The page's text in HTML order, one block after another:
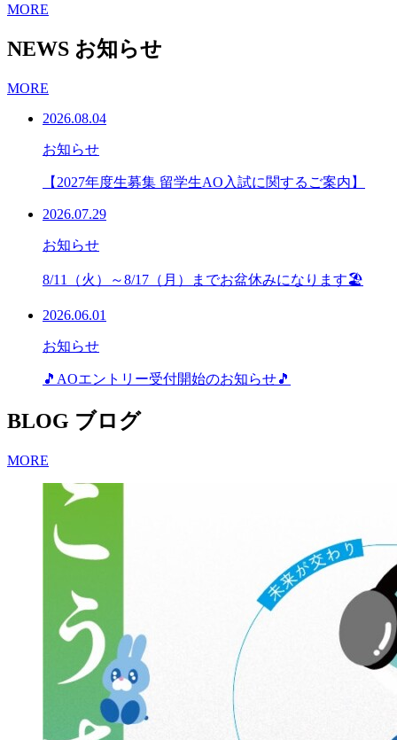
MORE
NEWS お知らせ
MORE
2026.08.04
お知らせ
【2027年度生募集 留学生AO入試に関するご案内】
2026.07.29
お知らせ
8/11（火）～8/17（月）までお盆休みになります🏖
2026.06.01
お知らせ
🎵AOエントリー受付開始のお知らせ🎵
BLOG ブログ
MORE